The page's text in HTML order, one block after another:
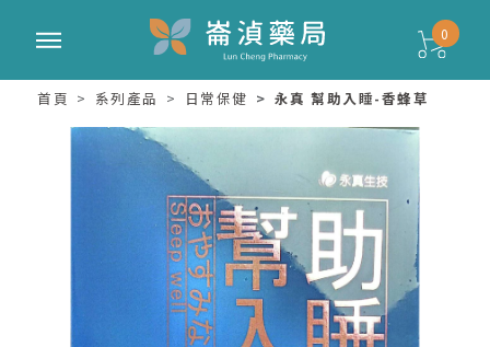
0
首頁 系列產品 日常保健 永真 幫助入睡-香蜂草